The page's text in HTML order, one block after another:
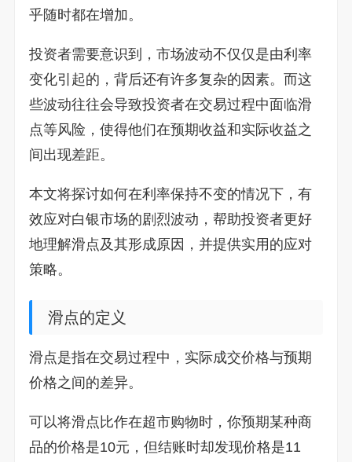
乎随时都在增加。
投资者需要意识到，市场波动不仅仅是由利率
变化引起的，背后还有许多复杂的因素。而这
些波动往往会导致投资者在交易过程中面临滑
点等风险，使得他们在预期收益和实际收益之
间出现差距。
本文将探讨如何在利率保持不变的情况下，有
效应对白银市场的剧烈波动，帮助投资者更好
地理解滑点及其形成原因，并提供实用的应对
策略。
滑点的定义
滑点是指在交易过程中，实际成交价格与预期
价格之间的差异。
可以将滑点比作在超市购物时，你预期某种商
品的价格是10元，但结账时却发现价格是11